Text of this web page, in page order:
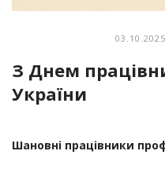
З Днем
України
Шановні працівники